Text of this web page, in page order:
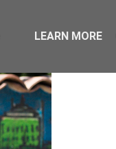
LEARN MORE